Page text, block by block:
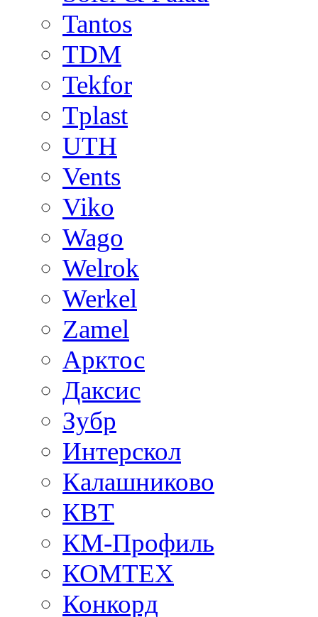
Tantos
TDM
Tekfor
Tplast
UTH
Vents
Viko
Wago
Welrok
Werkel
Zamel
Арктос
Даксис
Зубр
Интерскол
Калашниково
КВТ
КМ-Профиль
КОМТЕХ
Конкорд